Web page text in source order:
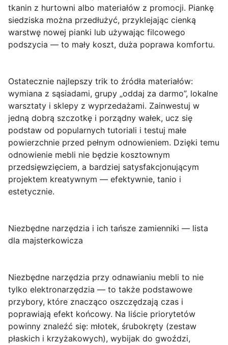
tkanin z hurtowni albo materiałów z promocji. Piankę
siedziska można przedłużyć, przyklejając cienką
warstwę nowej pianki lub używając filcowego
podszycia — to mały koszt, duża poprawa komfortu.
Ostatecznie najlepszy trik to źródła materiałów:
wymiana z sąsiadami, grupy „oddaj za darmo”, lokalne
warsztaty i sklepy z wyprzedażami. Zainwestuj w
jedną dobrą szczotkę i porządny wałek, ucz się
podstaw od popularnych tutoriali i testuj małe
powierzchnie przed pełnym odnowieniem. Dzięki temu
odnowienie mebli nie będzie kosztownym
przedsięwzięciem, a bardziej satysfakcjonującym
projektem kreatywnym — efektywnie, tanio i
estetycznie.
Niezbędne narzędzia i ich tańsze zamienniki — lista
dla majsterkowicza
Niezbędne narzędzia przy odnawianiu mebli to nie
tylko elektronarzędzia — to także podstawowe
przybory, które znacząco oszczędzają czas i
poprawiają efekt końcowy. Na liście priorytetów
powinny znaleźć się: młotek, śrubokręty (zestaw
płaskich i krzyżakowych), wybijak do gwoździ,